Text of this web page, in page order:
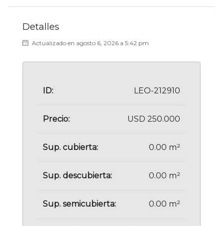
Detalles
Actualizado en agosto 6, 2026 a 5:42 pm
ID: LEO-212910
Precio: USD 250.000
Sup. cubierta: 0.00 m²
Sup. descubierta: 0.00 m²
Sup. semicubierta: 0.00 m²